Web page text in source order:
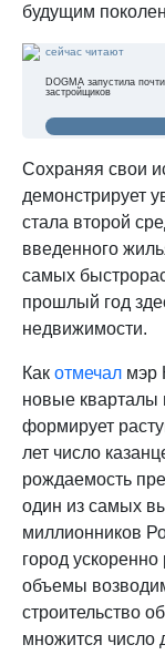
будущим
сейчас читают
DOGMA запустила
застройщиков
Сохраняя свои
демонстрирует
стала второй
введенного
самых
прошлый год
недвижимости.
Как отмечал мэр
новые кварталы
формирует
лет число
рождаемость
один из самых
миллионников
город
объемы
строительство
множится число